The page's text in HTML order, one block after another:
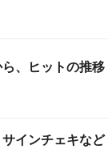
、ヒットの推移
インチェキなど